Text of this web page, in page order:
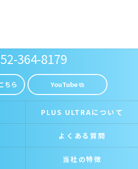
364-8179
ちら YouTube
PLUS ULTRAについて
よくある質問
当社の特徴